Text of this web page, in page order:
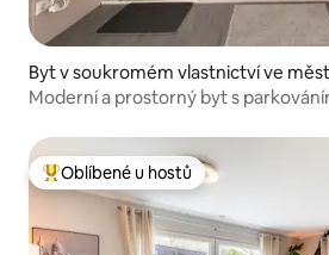
Byt v soukromém vlastnictví ve
r
Moderní a prostorný byt s
Nejlepší v kategorii Oblíbené u hostů
Oblíbené u hostů